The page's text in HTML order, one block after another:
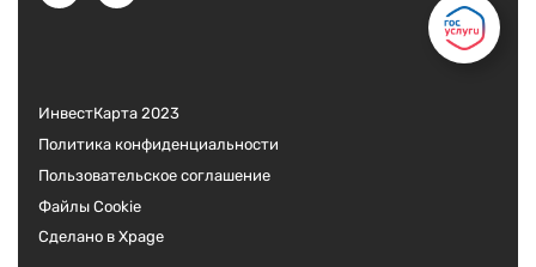
ИнвестКарта 2023
Политика конфиденциальности
Пользовательское соглашение
Файлы Cookie
Сделано в Xpage